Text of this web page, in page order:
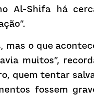
Al-Shifa há
o que
muitos”,
quem tentar
fossem